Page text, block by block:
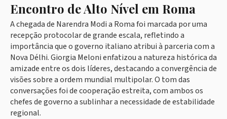
Encontro de Alto Nível em Roma
A chegada de Narendra Modi a Roma foi marcada por uma
recepção protocolar de grande escala, refletindo a
importância que o governo italiano atribui à parceria com a
Nova Délhi. Giorgia Meloni enfatizou a natureza histórica da
amizade entre os dois líderes, destacando a convergência de
visões sobre a ordem mundial multipolar. O tom das
conversações foi de cooperação estreita, com ambos os
chefes de governo a sublinhar a necessidade de estabilidade
regional.